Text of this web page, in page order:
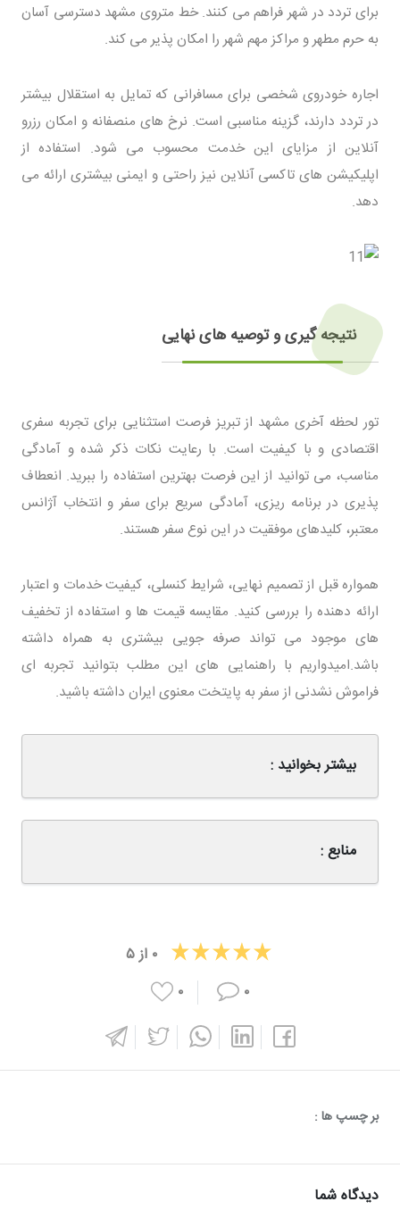
برای تردد در شهر فراهم می کنند. خط متروی مشهد دسترسی آسان
به حرم مطهر و مراکز مهم شهر را امکان پذیر می کند.
اجاره خودروی شخصی برای مسافرانی که تمایل به استقلال بیشتر
در تردد دارند، گزینه مناسبی است. نرخ های منصفانه و امکان رزرو
آنلاین از مزایای این خدمت محسوب می شود. استفاده از
اپلیکیشن های تاکسی آنلاین نیز راحتی و ایمنی بیشتری ارائه می
دهد.
نتیجه گیری و توصیه های نهایی
تور لحظه آخری مشهد از تبریز فرصت استثنایی برای تجربه سفری
اقتصادی و با کیفیت است. با رعایت نکات ذکر شده و آمادگی
مناسب، می توانید از این فرصت بهترین استفاده را ببرید. انعطاف
پذیری در برنامه ریزی، آمادگی سریع برای سفر و انتخاب آژانس
معتبر، کلیدهای موفقیت در این نوع سفر هستند.
همواره قبل از تصمیم نهایی، شرایط کنسلی، کیفیت خدمات و اعتبار
ارائه دهنده را بررسی کنید. مقایسه قیمت ها و استفاده از تخفیف
های موجود می تواند صرفه جویی بیشتری به همراه داشته
باشد.امیدواریم با راهنمایی های این مطلب بتوانید تجربه ای
فراموش نشدنی از سفر به پایتخت معنوی ایران داشته باشید.
بیشتر بخوانید :
منابع :
۰ از۵
۰
۰
بر چسپ ها :
دیدگاه شما